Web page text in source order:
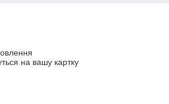
на вашу картку